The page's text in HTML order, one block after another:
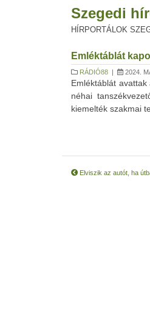
Szegedi
HÍRPORTÁLOK
Emléktáblát
RÁDIÓ88 | 2024.
Emléktáblát
néhai
kiemelték szakmai
Elviszik az autót, ha